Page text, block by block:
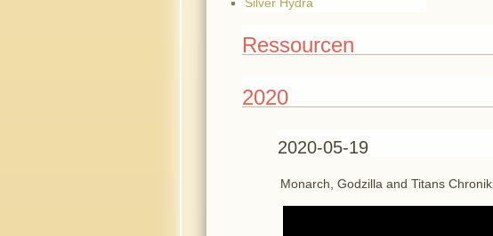
Ressourcen
2020
2020-05-19
Monarch, Godzilla and Titans Chronik